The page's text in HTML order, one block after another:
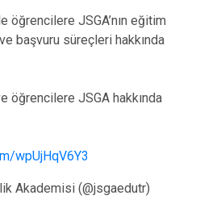
JSGA’nın eğitim
başvuru süreçleri hakkında
öğrencilere JSGA hakkında
wpUjHqV6Y3
Akademisi (@jsgaedutr)